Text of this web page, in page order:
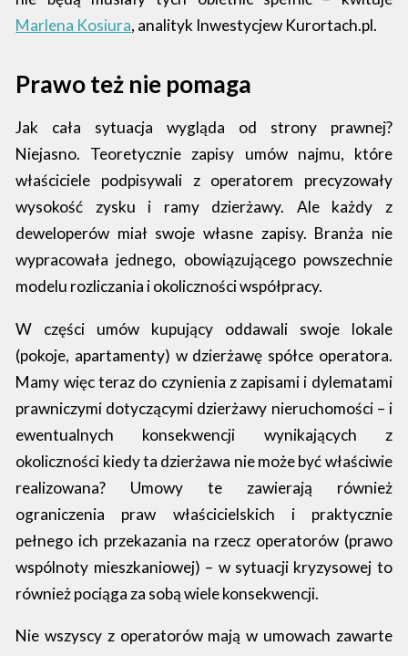
Marlena Kosiura, analityk Inwestycjew Kurortach.pl.
Prawo też nie pomaga
Jak cała sytuacja wygląda od strony prawnej?
Niejasno. Teoretycznie zapisy umów najmu, które
właściciele podpisywali z operatorem precyzowały
wysokość zysku i ramy dzierżawy. Ale każdy z
deweloperów miał swoje własne zapisy. Branża nie
wypracowała jednego, obowiązującego powszechnie
modelu rozliczania i okoliczności współpracy.
W części umów kupujący oddawali swoje lokale
(pokoje, apartamenty) w dzierżawę spółce operatora.
Mamy więc teraz do czynienia z zapisami i dylematami
prawniczymi dotyczącymi dzierżawy nieruchomości – i
ewentualnych konsekwencji wynikających z
okoliczności kiedy ta dzierżawa nie może być właściwie
realizowana? Umowy te zawierają również
ograniczenia praw właścicielskich i praktycznie
pełnego ich przekazania na rzecz operatorów (prawo
wspólnoty mieszkaniowej) – w sytuacji kryzysowej to
również pociąga za sobą wiele konsekwencji.
Nie wszyscy z operatorów mają w umowach zawarte